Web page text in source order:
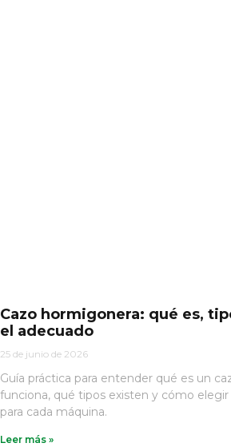
Cazo hormigonera: qué es,
el adecuado
25 de junio de 2026
Guía práctica para entender qué es un
funciona, qué tipos existen y cómo
para cada máquina.
Leer más »